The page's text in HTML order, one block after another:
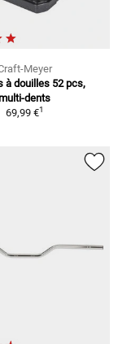
Meyer
à douilles 52 pcs,
dents
69,99 €1